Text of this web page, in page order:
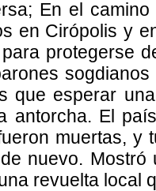
En el
en Cirópolis y
protegerse
que esperar
antorcha. El
muertas,
nuevo.
revuelta local